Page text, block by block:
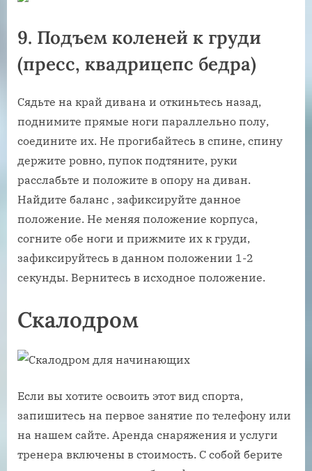
9. Подъем коленей к груди
(пресс, квадрицепс бедра)
Сядьте на край дивана и откиньтесь назад,
поднимите прямые ноги параллельно полу,
соедините их. Не прогибайтесь в спине, спину
держите ровно, пупок подтяните, руки
расслабьте и положите в опору на диван.
Найдите баланс , зафиксируйте данное
положение. Не меняя положение корпуса,
согните обе ноги и прижмите их к груди,
зафиксируйтесь в данном положении 1-2
секунды. Вернитесь в исходное положение.
Скалодром
Если вы хотите освоить этот вид спорта,
запишитесь на первое занятие по телефону или
на нашем сайте. Аренда снаряжения и услуги
тренера включены в стоимость. С собой берите